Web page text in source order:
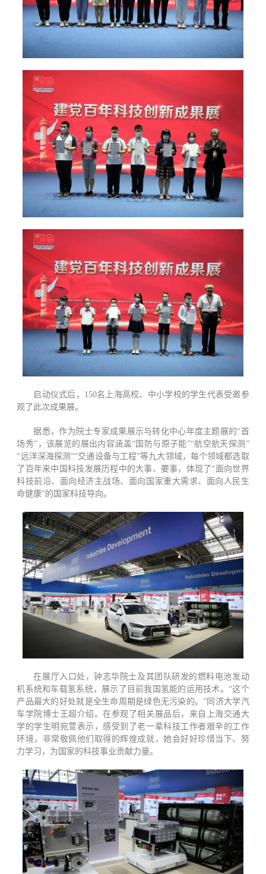
启动仪式后，150名上海高校、中小学校的学生代表受邀参
观了此次成果展。
据悉，作为院士专家成果展示与转化中心年度主题展的“首
场秀”，该展览的展出内容涵盖“国防与原子能”“航空航天探测”
“远洋深海探测”“交通设备与工程”等九大领域，每个领域都选取
了百年来中国科技发展历程中的大事、要事，体现了“面向世界
科技前沿、面向经济主战场、面向国家重大需求、面向人民生
命健康”的国家科技导向。
在展厅入口处，钟志华院士及其团队研发的燃料电池发动
机系统和车载氢系统，展示了目前我国氢能的运用技术。“这个
产品最大的好处就是全生命周期是绿色无污染的。”同济大学汽
车学院博士王超介绍。在参观了相关展品后，来自上海交通大
学的学生明宛萱表示，感受到了老一辈科技工作者艰辛的工作
环境，非常敬佩他们取得的辉煌成就，她会好好珍惜当下、努
力学习，为国家的科技事业贡献力量。